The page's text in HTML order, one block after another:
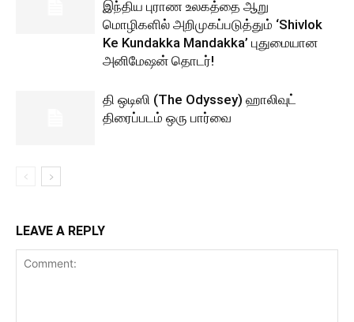
இந்திய புராண உலகத்தை ஆறு
மொழிகளில் அறிமுகப்படுத்தும் ‘Shivlok
Ke Kundakka Mandakka’ புதுமையான
அனிமேஷன் தொடர்!
தி ஒடிஸி (The Odyssey) ஹாலிவுட்
திரைப்படம் ஒரு பார்வை
LEAVE A REPLY